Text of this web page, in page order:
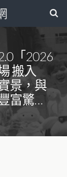
「2026
搬入
景，與
富驚